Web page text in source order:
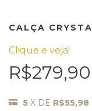
CALÇA
Clique e veja!
R$279,90
5 X DE R$55,98